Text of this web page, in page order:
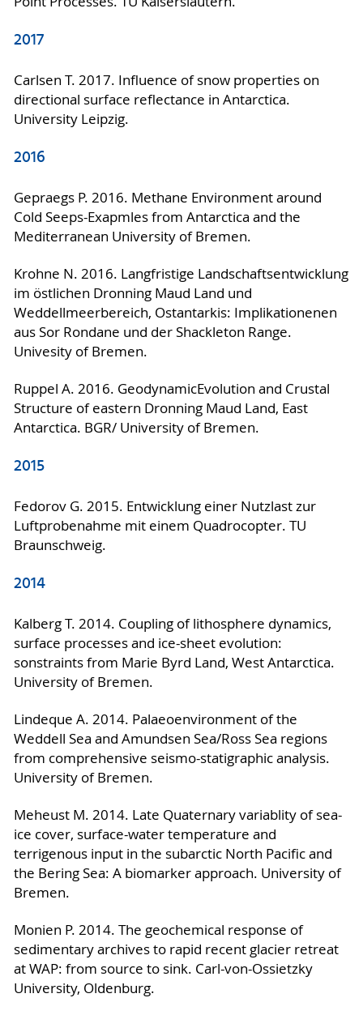
2017
Carlsen T. 2017. Influence of snow properties on
directional surface reflectance in Antarctica.
University Leipzig.
2016
Gepraegs P. 2016. Methane Environment around
Cold Seeps-Exapmles from Antarctica and the
Mediterranean University of Bremen.
Krohne N. 2016. Langfristige Landschaftsentwicklung
im östlichen Dronning Maud Land und
Weddellmeerbereich, Ostantarkis: Implikationenen
aus Sor Rondane und der Shackleton Range.
Univesity of Bremen.
Ruppel A. 2016. GeodynamicEvolution and Crustal
Structure of eastern Dronning Maud Land, East
Antarctica. BGR/ University of Bremen.
2015
Fedorov G. 2015. Entwicklung einer Nutzlast zur
Luftprobenahme mit einem Quadrocopter. TU
Braunschweig.
2014
Kalberg T. 2014. Coupling of lithosphere dynamics,
surface processes and ice-sheet evolution:
sonstraints from Marie Byrd Land, West Antarctica.
University of Bremen.
Lindeque A. 2014. Palaeoenvironment of the
Weddell Sea and Amundsen Sea/Ross Sea regions
from comprehensive seismo-statigraphic analysis.
University of Bremen.
Meheust M. 2014. Late Quaternary variablity of sea-
ice cover, surface-water temperature and
terrigenous input in the subarctic North Pacific and
the Bering Sea: A biomarker approach. University of
Bremen.
Monien P. 2014. The geochemical response of
sedimentary archives to rapid recent glacier retreat
at WAP: from source to sink. Carl-von-Ossietzky
University, Oldenburg.